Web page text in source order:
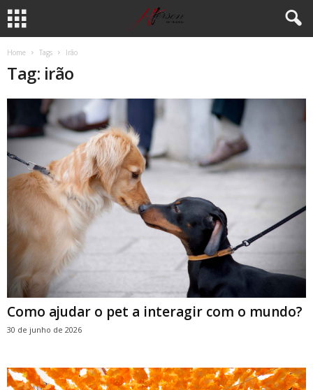
Home Tags Irão
Tag: irão
Como ajudar o pet a interagir com o mundo?
30 de junho de 2026